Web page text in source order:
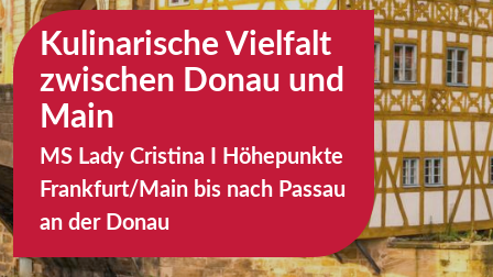
Reisekataloge
Aktuelle Werbung
Fliegen ab Braunschweig
Taxi-
Bus zum
Reiseclub
Kulinarische Vielfalt
zwischen Donau und
Main
MS Lady Cristina I Höhepunkte
Frankfurt/Main bis nach Passau
an der Donau